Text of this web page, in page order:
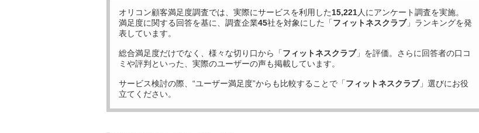
オリコン顧客満足度調査では、実際にサービスを利用した15,221人にアンケート調査を実施。
満足度に関する回答を基に、調査企業45社を対象にした「フィットネスクラブ」ランキングを発
表しています。
総合満足度だけでなく、様々な切り口から「フィットネスクラブ」を評価。さらに回答者の口コ
ミや評判といった、実際のユーザーの声も掲載しています。
サービス検討の際、“ユーザー満足度”からも比較することで「フィットネスクラブ」選びにお役
立てください。